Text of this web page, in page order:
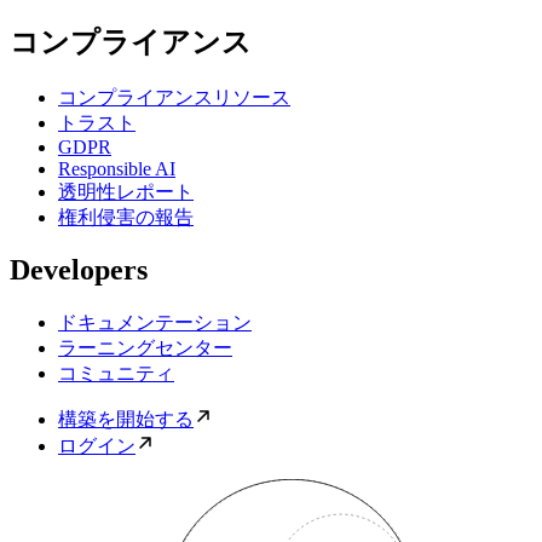
コンプライアンス
コンプライアンスリソース
トラスト
GDPR
Responsible AI
透明性レポート
権利侵害の報告
Developers
ドキュメンテーション
ラーニングセンター
コミュニティ
構築を開始する
ログイン